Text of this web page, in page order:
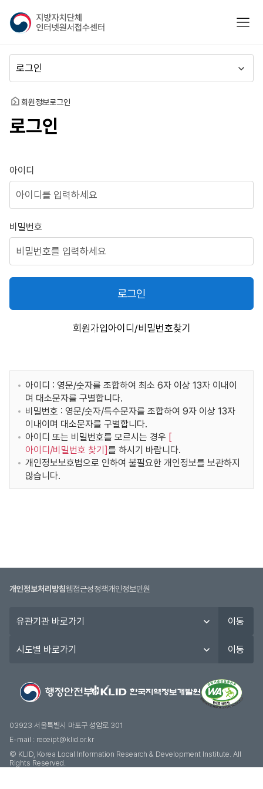
지
방
자
치
단
체
인
넷
접
수
센
모바
뉴
동
홈 회원정보로그인
로그인
로그인
아이디
비밀번호
로그인
회원가입아이디/비밀번호찾기
아이디 : 영문/숫자를 조합하여 최소 6자 이상 13자 이내이
며 대소문자를 구별합니다.
비밀번호 : 영문/숫자/특수문자를 조합하여 9자 이상 13자
이내이며 대소문자를 구별합니다.
아이디 또는 비밀번호를 모르시는 경우 [
아이디/비밀번호 찾기 ]를 하시기 바랍니다.
개인정보보호법으로 인하여 불필요한 개인정보를 보관하지
않습니다.
개인정보처리방침웹접근성정책개인정보민원
관
이동
도
기
이동
03923 서울특별시 마포구 성암로 301
E-mail : receipt@klid.or.kr
© KLID, Korea Local Information Research & Development Institute. AII
Rights Reserved.